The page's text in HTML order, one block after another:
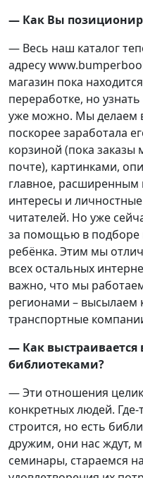
— Как Вы
— Весь наш каталог
адресу
магазин пока
переработке, но
уже можно. Мы делаем
поскорее заработала
корзиной (пока
почте), картинками,
главное,
интересы и
читателей. Но уже
за помощью в подборе
ребёнка. Этим мы
всех остальных
важно, что мы
регионами – высылаем
транспортные
— Как выстраивается
библиотеками?
— Эти отношения
конкретных людей.
строится, но есть
дружим, они нас ждут,
семинары, стараемся